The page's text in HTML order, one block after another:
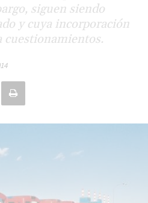
siguen siendo
y cuya incorporación
cuestionamientos.